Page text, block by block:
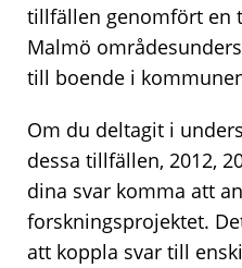
tillfällen genomfört en
Malmö
till boende i
Om du deltagit i
dessa tillfällen, 2012,
dina svar komma att
forskningsprojektet.
att koppla svar till